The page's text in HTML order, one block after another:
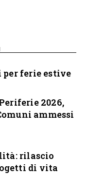
per ferie estive
2026,
ammessi
rilascio
di vita